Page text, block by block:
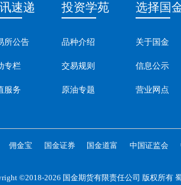
速递
所公告
专栏
服务
投资学苑
品种介绍
交易规则
原油专题
选择国
关于国金
信息公示
营业网点
佣金宝 国金证券 国金道富 中国证监会
©2018-2026 国金期货有限责任公司 版权所有